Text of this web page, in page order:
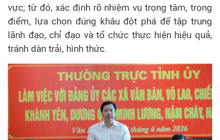
vực; từ đó, xác định rõ nhiệm vụ trọng tâm, trọng
điểm, lựa chọn đúng khâu đột phá để tập trung
lãnh đạo, chỉ đạo và tổ chức thực hiện hiệu quả,
tránh dàn trải, hình thức.